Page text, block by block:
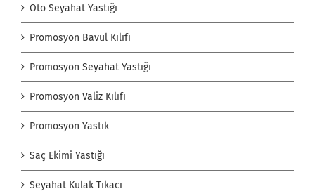
Oto Seyahat Yastığı
Promosyon Bavul Kılıfı
Promosyon Seyahat Yastığı
Promosyon Valiz Kılıfı
Promosyon Yastık
Saç Ekimi Yastığı
Seyahat Kulak Tıkacı